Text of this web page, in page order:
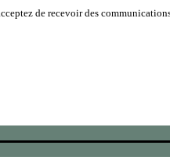
de recevoir des